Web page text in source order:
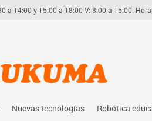
a 14:00 y 15:00 a 18:00 V: 8:00 a 15:00.
Nuevas tecnologías Robótica